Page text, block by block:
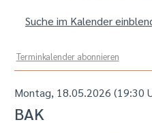
Suche im Kalender
Terminkalender abonnieren
Montag, 18.05.2026 (19:30
BAK